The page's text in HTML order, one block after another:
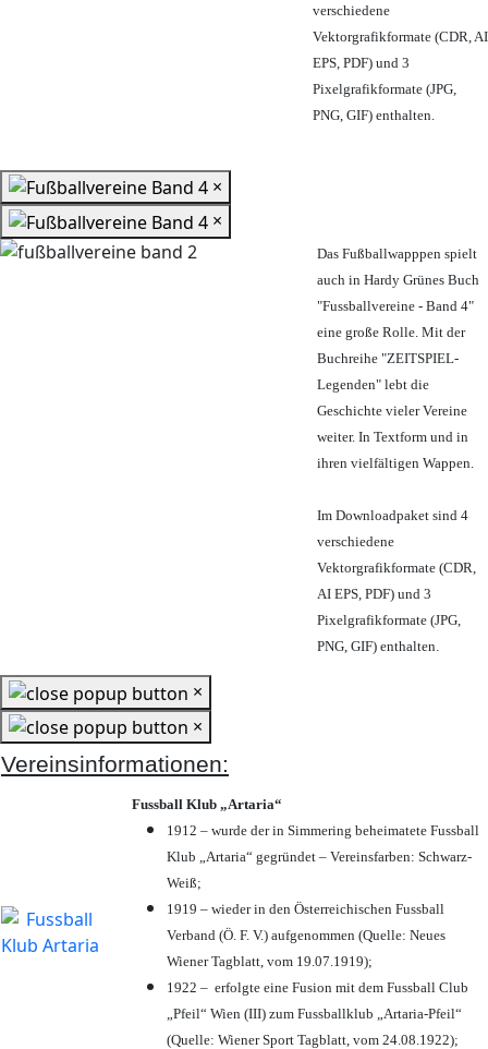
verschiedene
Vektorgrafikformate (CDR, AI
EPS, PDF) und 3
Pixelgrafikformate (JPG,
PNG, GIF) enthalten.
×
×
Das Fußballwapppen spielt
auch in Hardy Grünes Buch
"Fussballvereine - Band 4"
eine große Rolle. Mit der
Buchreihe "ZEITSPIEL-
Legenden" lebt die
Geschichte vieler Vereine
weiter. In Textform und in
ihren vielfältigen Wappen.
Im Downloadpaket sind 4
verschiedene
Vektorgrafikformate (CDR,
AI EPS, PDF) und 3
Pixelgrafikformate (JPG,
PNG, GIF) enthalten.
×
×
Vereinsinformationen:
Fussball Klub „Artaria“
1912 – wurde der in Simmering beheimatete Fussball
Klub „Artaria“ gegründet – Vereinsfarben: Schwarz-
Weiß;
1919 – wieder in den Österreichischen Fussball
Verband (Ö. F. V.) aufgenommen (Quelle: Neues
Wiener Tagblatt, vom 19.07.1919);
1922 – erfolgte eine Fusion mit dem Fussball Club
„Pfeil“ Wien (III) zum Fussballklub „Artaria-Pfeil“
(Quelle: Wiener Sport Tagblatt, vom 24.08.1922);